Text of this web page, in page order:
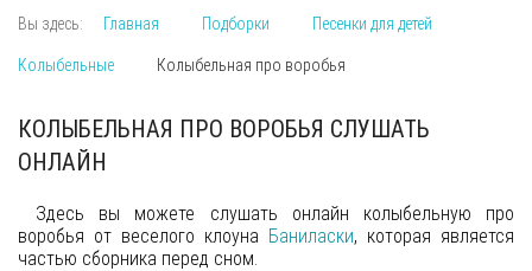
Вы здесь: Главная Подборки Песенки для детей
Колыбельные Колыбельная про воробья
КОЛЫБЕЛЬНАЯ ПРО ВОРОБЬЯ СЛУШАТЬ
ОНЛАЙН
Здесь вы можете слушать онлайн колыбельную про
воробья от веселого клоуна Баниласки, которая является
частью сборника перед сном.